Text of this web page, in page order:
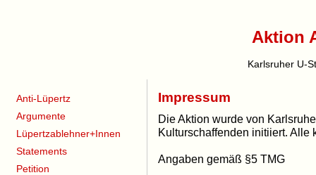
Aktion
Karlsruher U-
Anti-Lüpertz
Argumente
Lüpertzablehner+Innen
Statements
Petition
Impressum
Die Aktion wurde von
Kulturschaffenden initiiert. Alle
Angaben gemäß §5 TMG